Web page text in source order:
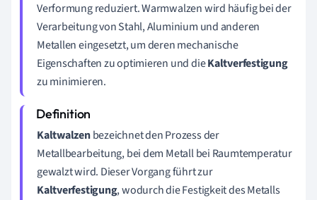
Verformung reduziert. Warmwalzen wird häufig bei der
Verarbeitung von Stahl, Aluminium und anderen
Metallen eingesetzt, um deren mechanische
Eigenschaften zu optimieren und dieKaltverfestigung
zu minimieren.
Kaltwalzenbezeichnet den Prozess der
Metallbearbeitung, bei dem Metall bei Raumtemperatur
gewalzt wird. Dieser Vorgang führt zur
Kaltverfestigung, wodurch die Festigkeit des Metalls